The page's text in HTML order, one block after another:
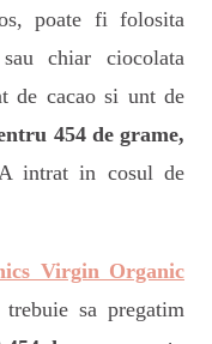
poate fi folosita
chiar ciocolata
de cacao si unt de
454 de grame,
intrat in cosul de
Virgin Organic
sa pregatim